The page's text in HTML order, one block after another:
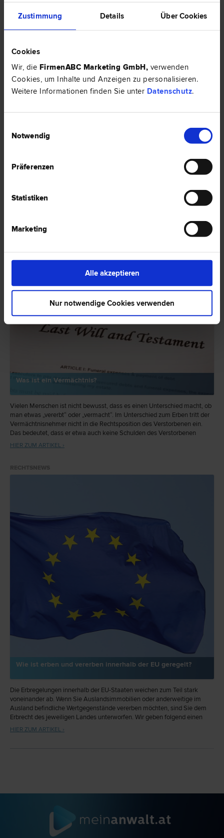
Zustimmung Details Über Cookies
Cookies
Wir, die FirmenABC Marketing GmbH, verwenden
Cookies, um Inhalte und Anzeigen zu personalisieren.
Weitere Informationen finden Sie unter Datenschutz.
Notwendig
Präferenzen
Statistiken
Marketing
Alle akzeptieren
Nur notwendige Cookies verwenden
Dieser Vertrag muss in Österreich notariell beglaubigt werden, damit er
Gültigkeit erlangt. Lesen Sie in diesem Artikel mehr darüber, was der
Was ist ein Vermächtnis?
Vielen Menschen ist nicht bewusst, dass es einen Unterschied macht, ob
man etwas „vererbt“ oder „vermacht“. Im Unterschied zum Erben tritt der
Vermächtnisnehmer nicht in die Rechtsposition des Verstorbenen ein.
Das bedeutet, dass er etwa auch keine Schulden des Verstorbenen
übernehmen muss.
HIER ZUM ARTIKEL ›
Wie ist erben und vererben innerhalb der EU geregelt?
Die Erbregelungen innerhalb der EU-Staaten weichen zum Teil stark
voneinander ab. Wenn Sie Auslandsimmobilien oder anderweitige im
Ausland befindliche Wertgegenstände vererben möchten, sind Sie dem
Erbrecht des jeweiligen Landes unterworfen. Wir geben folgend einen
Überblick über das Thema, was Sie zu beachten haben und welche
HIER ZUM ARTIKEL ›